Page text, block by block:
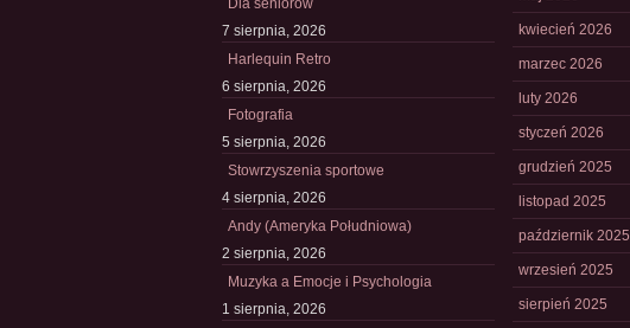
Dla seniorów
7 sierpnia, 2026
Harlequin Retro
6 sierpnia, 2026
Fotografia
5 sierpnia, 2026
Stowrzyszenia sportowe
4 sierpnia, 2026
Andy (Ameryka Południowa)
2 sierpnia, 2026
Muzyka a Emocje i Psychologia
1 sierpnia, 2026
kwiecień 2026
marzec 2026
luty 2026
styczeń 2026
grudzień 2025
listopad 2025
październik 2025
wrzesień 2025
sierpień 2025